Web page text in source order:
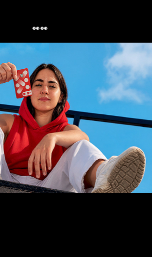
👀 👀
Tudo que é Ticket no mesmo cartão
2026